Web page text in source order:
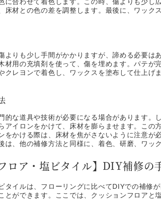
床材との色の差を調整します。最後に、ワッ
よりも少し手間がかかりますが、諦める必要
材用の充填剤を使って、傷を埋めます。パテ
クレヨンで着色し、ワックスを塗布して仕上げ
的な道具や技術が必要になる場合があります
アイロンをかけて、床材を膨らませます。こ
をかける際は、床材を焦がさないように注意
は、他の補修方法と同様に、着色、研磨、ワッ
ロア・塩ビタイル】DIY補修の
タイルは、フローリングに比べてDIYでの補修
とができます。ここでは、クッションフロアと